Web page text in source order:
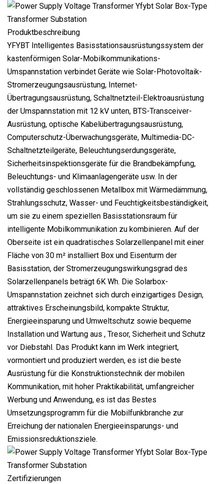
Produktbeschreibung
YFYBT Intelligentes Basisstationsausrüstungssystem der
kastenförmigen Solar-Mobilkommunikations-
Umspannstation verbindet Geräte wie Solar-Photovoltaik-
Stromerzeugungsausrüstung, Internet-
Übertragungsausrüstung, Schaltnetzteil-Elektroausrüstung
der Umspannstation mit 12 kV unten, BTS-Transceiver-
Ausrüstung, optische Kabelübertragungsausrüstung,
Computerschutz-Überwachungsgeräte, Multimedia-DC-
Schaltnetzteilgeräte, Beleuchtungserdungsgeräte,
Sicherheitsinspektionsgeräte für die Brandbekämpfung,
Beleuchtungs- und Klimaanlagengeräte usw. In der
vollständig geschlossenen Metallbox mit Wärmedämmung,
Strahlungsschutz, Wasser- und Feuchtigkeitsbeständigkeit,
um sie zu einem speziellen Basisstationsraum für
intelligente Mobilkommunikation zu kombinieren. Auf der
Oberseite ist ein quadratisches Solarzellenpanel mit einer
Fläche von 30 m² installiert Box und Eisenturm der
Basisstation, der Stromerzeugungswirkungsgrad des
Solarzellenpanels beträgt 6K Wh. Die Solarbox-
Umspannstation zeichnet sich durch einzigartiges Design,
attraktives Erscheinungsbild, kompakte Struktur,
Energieeinsparung und Umweltschutz sowie bequeme
Installation und Wartung aus , Tresor, Sicherheit und Schutz
vor Diebstahl. Das Produkt kann im Werk integriert,
vormontiert und produziert werden, es ist die beste
Ausrüstung für die Konstruktionstechnik der mobilen
Kommunikation, mit hoher Praktikabilität, umfangreicher
Werbung und Anwendung, es ist das Bestes
Umsetzungsprogramm für die Mobilfunkbranche zur
Erreichung der nationalen Energieeinsparungs- und
Emissionsreduktionsziele.
Zertifizierungen